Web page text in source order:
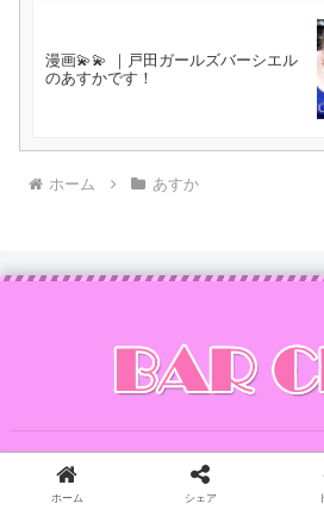
漫画💫💫 ｜戸田ガールズバーシエル
のあすかです！
ホーム あすか
Copyright © 2014 CIEL All
ホーム シェア